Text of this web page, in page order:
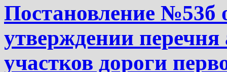
Постановление №53б
утверждении
участков дороги